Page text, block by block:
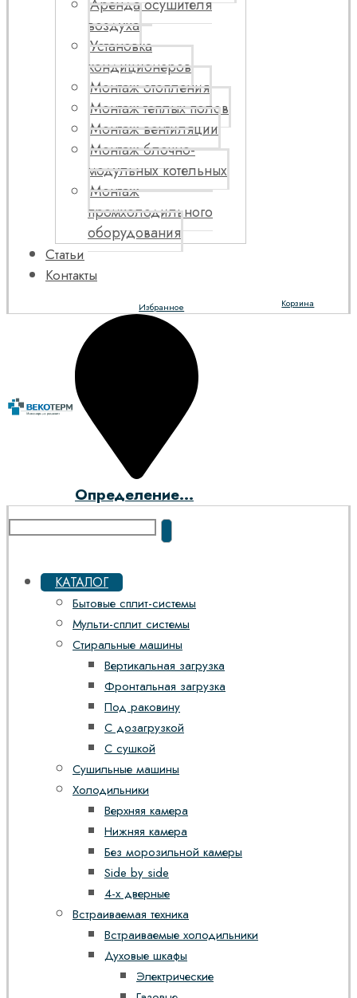
Аренда осушителя
воздуха
Установка
кондиционеров
Монтаж отопления
Монтаж теплых полов
Монтаж вентиляции
Монтаж блочно-
модульных котельных
Монтаж
промхолодильного
оборудования
Статьи
Контакты
Корзина
Избранное
Определение...
КАТАЛОГ
Бытовые сплит-системы
Мульти-сплит системы
Стиральные машины
Вертикальная загрузка
Фронтальная загрузка
Под раковину
С дозагрузкой
С сушкой
Сушильные машины
Холодильники
Верхняя камера
Нижняя камера
Без морозильной камеры
Side by side
4-х дверные
Встраиваемая техника
Встраиваемые холодильники
Духовые шкафы
Электрические